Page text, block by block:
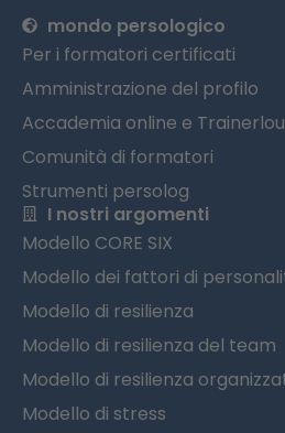
mondo persologico
Per i formatori certificati
Amministrazione del profilo
Accademia online e
Comunità di formatori
Strumenti persolog
I nostri argomenti
Modello CORE SIX
Modello dei fattori di
Modello di resilienza
Modello di resilienza del team
Modello di resilienza
Modello di stress